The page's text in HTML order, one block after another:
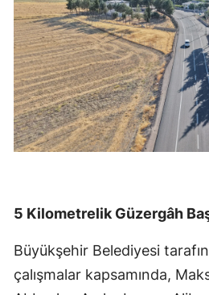
5 Kilometrelik Güzergâh
Büyükşehir Belediyesi
çalışmalar kapsamında,